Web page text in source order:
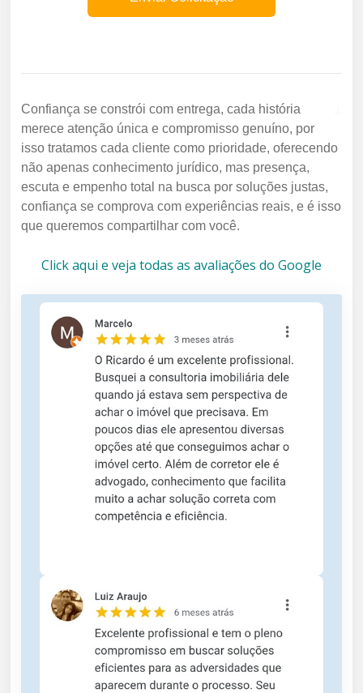
Confiança se constrói com entrega, cada história
merece atenção única e compromisso genuíno, por
isso tratamos cada cliente como prioridade, oferecendo
não apenas conhecimento jurídico, mas presença,
escuta e empenho total na busca por soluções justas,
confiança se comprova com experiências reais, e é isso
que queremos compartilhar com você.
Click aqui e veja todas as avaliações do Google